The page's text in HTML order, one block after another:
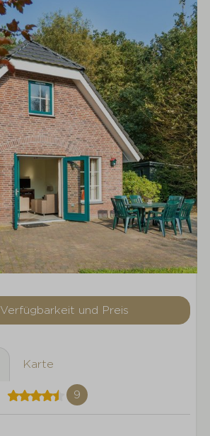
Verfügbarkeit und Preis
Karte
9